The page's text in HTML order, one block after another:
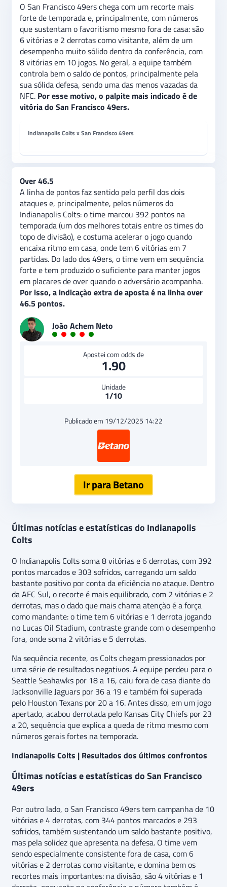
O San Francisco 49ers chega com um recorte mais
forte de temporada e, principalmente, com números
que sustentam o favoritismo mesmo fora de casa: são
6 vitórias e 2 derrotas como visitante, além de um
desempenho muito sólido dentro da conferência, com
8 vitórias em 10 jogos. No geral, a equipe também
controla bem o saldo de pontos, principalmente pela
sua sólida defesa, sendo uma das menos vazadas da
NFC. Por esse motivo, o palpite mais indicado é de
vitória do San Francisco 49ers.
Indianapolis Colts x San Francisco 49ers
Over 46.5
A linha de pontos faz sentido pelo perfil dos dois
ataques e, principalmente, pelos números do
Indianapolis Colts: o time marcou 392 pontos na
temporada (um dos melhores totais entre os times do
topo de divisão), e costuma acelerar o jogo quando
encaixa ritmo em casa, onde tem 6 vitórias em 7
partidas. Do lado dos 49ers, o time vem em sequência
forte e tem produzido o suficiente para manter jogos
em placares de over quando o adversário acompanha.
Por isso, a indicação extra de aposta é na linha over
46.5 pontos.
João Achem Neto
Apostei com odds de
1.90
Unidade
1/10
Publicado em 19/12/2025 14:22
Ir para Betano
Últimas notícias e estatísticas do Indianapolis
Colts
O Indianapolis Colts soma 8 vitórias e 6 derrotas, com 392
pontos marcados e 303 sofridos, carregando um saldo
bastante positivo por conta da eficiência no ataque. Dentro
da AFC Sul, o recorte é mais equilibrado, com 2 vitórias e 2
derrotas, mas o dado que mais chama atenção é a força
como mandante: o time tem 6 vitórias e 1 derrota jogando
no Lucas Oil Stadium, contraste grande com o desempenho
fora, onde soma 2 vitórias e 5 derrotas.
Na sequência recente, os Colts chegam pressionados por
uma série de resultados negativos. A equipe perdeu para o
Seattle Seahawks por 18 a 16, caiu fora de casa diante do
Jacksonville Jaguars por 36 a 19 e também foi superada
pelo Houston Texans por 20 a 16. Antes disso, em um jogo
apertado, acabou derrotada pelo Kansas City Chiefs por 23
a 20, sequência que explica a queda de ritmo mesmo com
números gerais fortes na temporada.
Indianapolis Colts | Resultados dos últimos confrontos
Últimas notícias e estatísticas do San Francisco
49ers
Por outro lado, o San Francisco 49ers tem campanha de 10
vitórias e 4 derrotas, com 344 pontos marcados e 293
sofridos, também sustentando um saldo bastante positivo,
mas pela solidez que apresenta na defesa. O time vem
sendo especialmente consistente fora de casa, com 6
vitórias e 2 derrotas como visitante, e domina bem os
recortes mais importantes: na divisão, são 4 vitórias e 1